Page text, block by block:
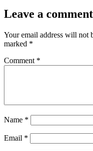
Leave a comment
Your email address will not
marked *
Comment *
Name *
Email *